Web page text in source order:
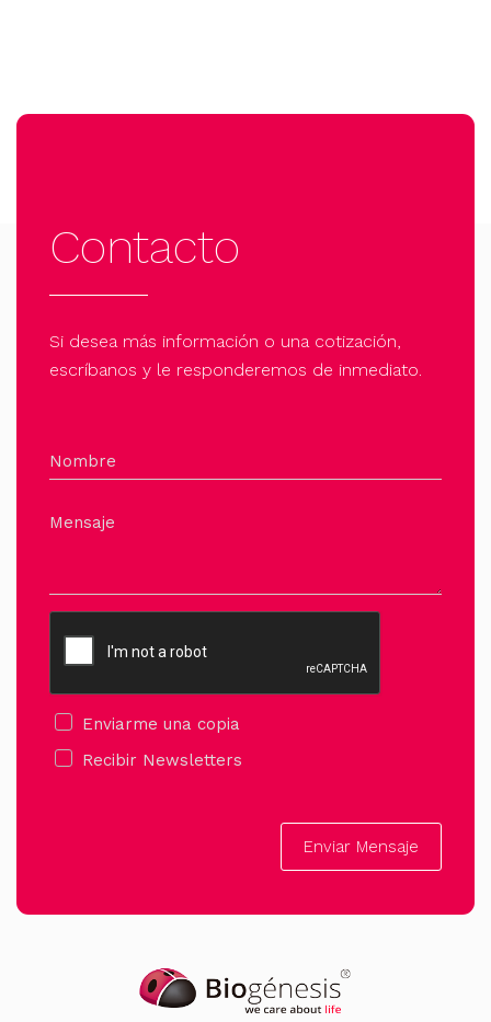
Contacto
Si desea más información o una cotización,
escríbanos y le responderemos de inmediato.
Nombre
Mensaje
Enviarme una copia
Recibir Newsletters
Enviar Mensaje